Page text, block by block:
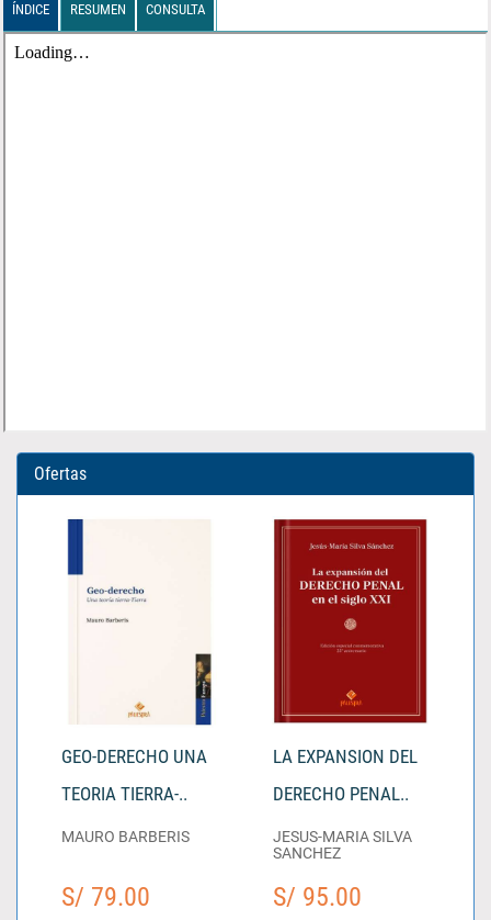
ÍNDICE RESUMEN CONSULTA
Ofertas
GEO-DERECHO UNA
TEORIA TIERRA-..
MAURO BARBERIS
S/ 79.00
LA EXPANSION DEL
DERECHO PENAL..
JESUS-MARIA SILVA
SANCHEZ
S/ 95.00